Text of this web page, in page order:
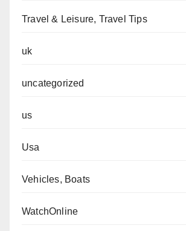
Travel & Leisure, Travel Tips
uk
uncategorized
us
Usa
Vehicles, Boats
WatchOnline